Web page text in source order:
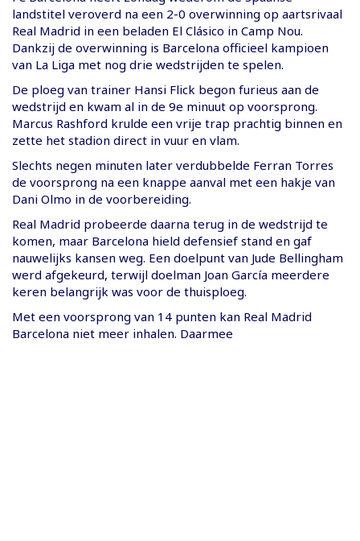
landstitel veroverd na een 2-0 overwinning op aartsrivaal
Real Madrid in een beladen El Clásico in Camp Nou.
Dankzij de overwinning is Barcelona officieel kampioen
van La Liga met nog drie wedstrijden te spelen.
De ploeg van trainer Hansi Flick begon furieus aan de
wedstrijd en kwam al in de 9e minuut op voorsprong.
Marcus Rashford krulde een vrije trap prachtig binnen en
zette het stadion direct in vuur en vlam.
Slechts negen minuten later verdubbelde Ferran Torres
de voorsprong na een knappe aanval met een hakje van
Dani Olmo in de voorbereiding.
Real Madrid probeerde daarna terug in de wedstrijd te
komen, maar Barcelona hield defensief stand en gaf
nauwelijks kansen weg. Een doelpunt van Jude Bellingham
werd afgekeurd, terwijl doelman Joan García meerdere
keren belangrijk was voor de thuisploeg.
Met een voorsprong van 14 punten kan Real Madrid
Barcelona niet meer inhalen. Daarmee